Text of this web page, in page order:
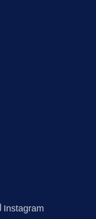
Instagram